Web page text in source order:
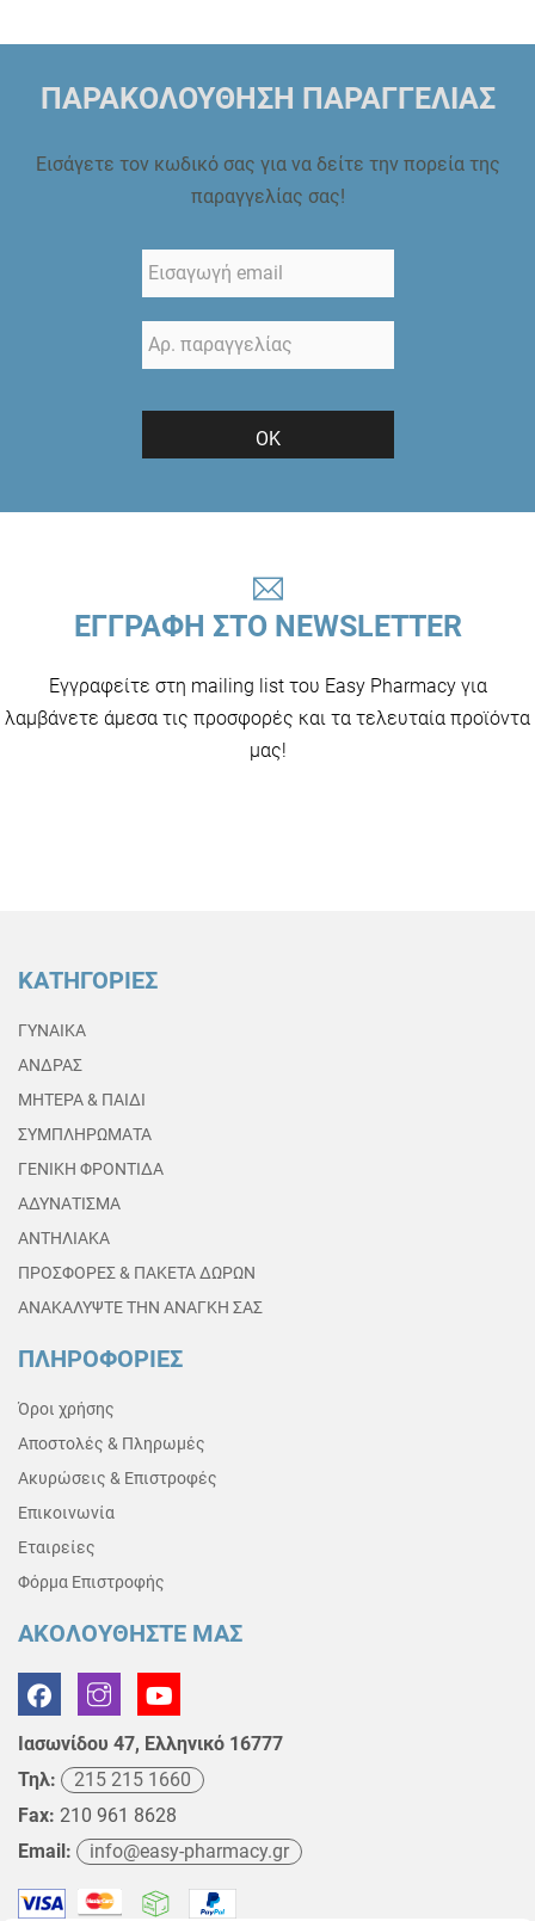
ΠΑΡΑΚΟΛΟΥΘΗΣΗ ΠΑΡΑΓΓΕΛΙΑΣ
Εισάγετε τον κωδικό σας για να δείτε την πορεία της
παραγγελίας σας!
ΟΚ
ΕΓΓΡΑΦΗ ΣΤΟ NEWSLETTER
Εγγραφείτε στη mailing list του Easy Pharmacy για
λαμβάνετε άμεσα τις προσφορές και τα τελευταία προϊόντα
μας!
ΚΑΤΗΓΟΡΙΕΣ
ΓΥΝΑΙΚΑ
ΑΝΔΡΑΣ
ΜΗΤΕΡΑ & ΠΑΙΔΙ
ΣΥΜΠΛΗΡΩΜΑΤΑ
ΓΕΝΙΚΗ ΦΡΟΝΤΙΔΑ
ΑΔΥΝΑΤΙΣΜΑ
ΑΝΤΗΛΙΑΚΑ
ΠΡΟΣΦΟΡΕΣ & ΠΑΚΕΤΑ ΔΩΡΩΝ
ΑΝΑΚΑΛΥΨΤΕ ΤΗΝ ΑΝΑΓΚΗ ΣΑΣ
ΠΛΗΡΟΦΟΡΙΕΣ
Όροι χρήσης
Αποστολές & Πληρωμές
Ακυρώσεις & Επιστροφές
Επικοινωνία
Εταιρείες
Φόρμα Επιστροφής
ΑΚΟΛΟΥΘΗΣΤΕ ΜΑΣ
Ιασωνίδου 47, Ελληνικό 16777
Τηλ:
215 215 1660
Fax: 210 961 8628
Email:
info@easy-pharmacy.gr